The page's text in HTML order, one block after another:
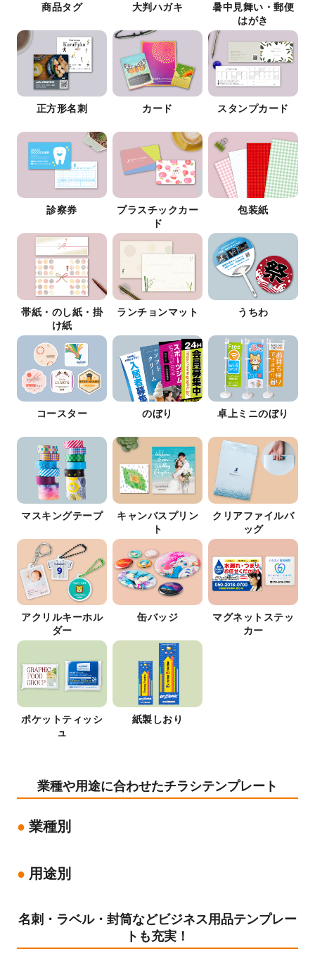
商品タグ 大判ハガキ
暑中見舞い・郵便
はがき
正方形名刺 カード スタンプカード
診察券
プラスチックカー
ド
包装紙
帯紙・のし紙・掛
け紙
ランチョンマット うちわ
コースター のぼり 卓上ミニのぼり
マスキングテープ
キャンバスプリン
ト
クリアファイルバ
ッグ
アクリルキーホル
ダー
缶バッジ
マグネットステッ
カー
ポケットティッシ
ュ
紙製しおり
業種や用途に合わせたチラシテンプレート
業種別
用途別
名刺・ラベル・封筒などビジネス用品テンプレー
トも充実！